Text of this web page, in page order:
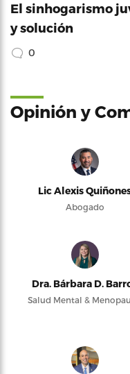
El sinhogarismo
y solución
0
Opinión y
Lic Alexis
Abogado
Dra. Bárbara D.
Salud Mental &